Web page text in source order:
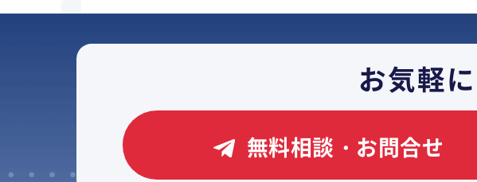
お気軽に
無料相談・お問合せ